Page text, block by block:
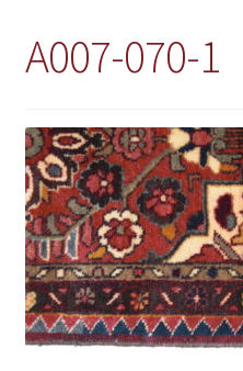
Kilims
Contacto
A007-070-1